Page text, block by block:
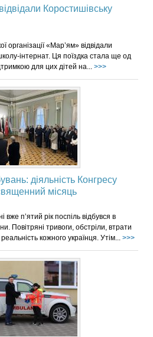
Коростишівську
організації «Мар’ям» відвідали
інтернат. Ця поїздка стала ще од
для цих дітей на... >>>
діяльність Конгресу
місяць
п’ятий рік поспіль відбувся в
Повітряні тривоги, обстріли, втрати
кожного українця. Утім... >>>